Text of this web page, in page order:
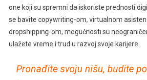
one koji su spremni da iskoriste prednosti
se bavite copywriting-om, virtualnom
dropshipping-om, mogućnosti su
ulažete vreme i trud u razvoj svoje karijere.
Pronađite svoju nišu, budite